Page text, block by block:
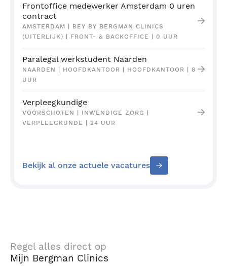
Frontoffice medewerker Amsterdam 0 uren
contract
AMSTERDAM | BEY BY BERGMAN CLINICS
(UITERLIJK) | FRONT- & BACKOFFICE | 0 UUR
Paralegal werkstudent Naarden
NAARDEN | HOOFDKANTOOR | HOOFDKANTOOR | 8
UUR
Verpleegkundige
VOORSCHOTEN | INWENDIGE ZORG |
VERPLEEGKUNDE | 24 UUR
Bekijk al onze actuele vacatures
Regel alles direct op
Mijn Bergman Clinics